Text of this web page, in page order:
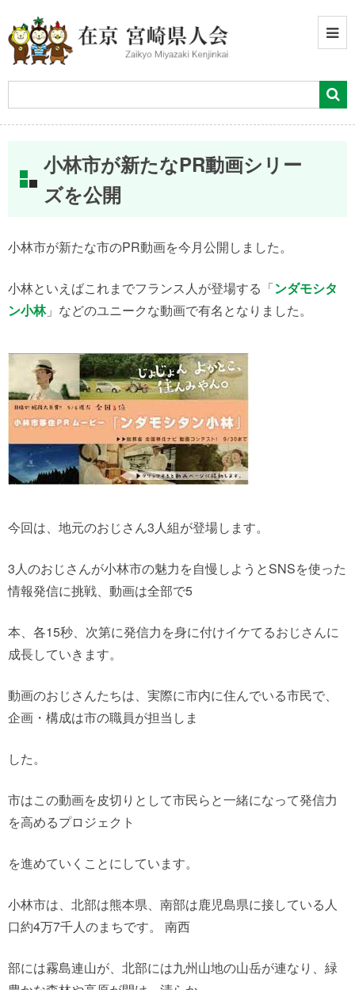
小林市が新たなPR動画シリー
ズを公開
小林市が新たな市のPR動画を今月公開しました。
小林といえばこれまでフランス人が登場する「ンダモシタ
ン小林」などのユニークな動画で有名となりました。
今回は、地元のおじさん3人組が登場します。
3人のおじさんが小林市の魅力を自慢しようとSNSを使った
情報発信に挑戦、動画は全部で5
本、各15秒、次第に発信力を身に付けイケてるおじさんに
成長していきます。
動画のおじさんたちは、実際に市内に住んでいる市民で、
企画・構成は市の職員が担当しま
した。
市はこの動画を皮切りとして市民らと一緒になって発信力
を高めるプロジェクト
を進めていくことにしています。
小林市は、北部は熊本県、南部は鹿児島県に接している人
口約4万7千人のまちです。 南西
部には霧島連山が、北部には九州山地の山岳が連なり、緑